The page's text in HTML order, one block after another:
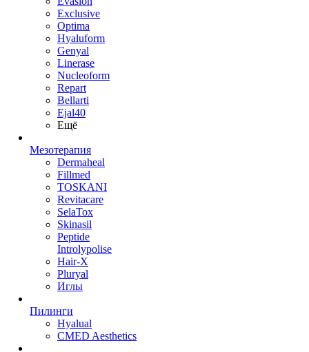
Exclusive
Optima
Hyaluform
Genyal
Linerase
Nucleoform
Repart
Bellarti
Ejal40
Ещё
Мезотерапия
Dermaheal
Fillmed
TOSKANI
Revitacare
SelaTox
Skinasil
Peptide
Introlypolise
Hair-X
Pluryal
Иглы
Пилинги
Hyalual
CMED Aesthetics